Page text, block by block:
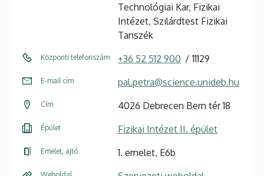
Technológiai Kar, Fizikai
Intézet, Szilárdtest Fizikai
Tanszék
Központi telefonszám +36 52 512 900 11129
E-mail cím pal.petra@science.unideb.hu
Cím 4026 Debrecen Bem tér 18
Épület Fizikai Intézet II. épület
Emelet, ajtó 1. emelet, E6b